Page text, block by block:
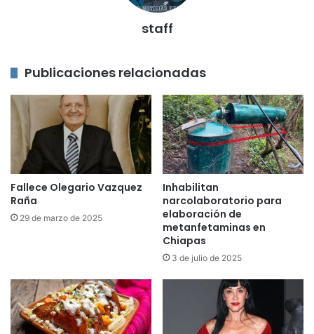
staff
Publicaciones relacionadas
Fallece Olegario Vazquez
Raña
29 de marzo de 2025
Inhabilitan
narcolaboratorio para
elaboración de
metanfetaminas en
Chiapas
3 de julio de 2025